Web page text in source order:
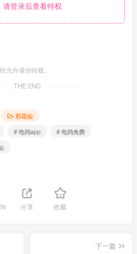
登录后查看特权
允许请勿转载。
THE END
邪花仙
# 电鸽app
# 电鸽免费
分享 收藏
下一篇